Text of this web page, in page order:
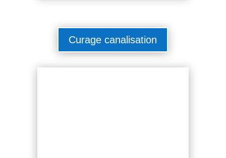
Curage canalisation